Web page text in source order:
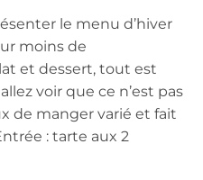
le menu d’hiver
moins de
et dessert, tout est
voir que ce n’est pas
de manger varié et fait
: tarte aux 2